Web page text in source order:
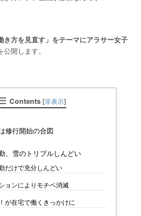
き方を見直す」をテーマにアラサー女子
公開します。
Contents [非表示]
修行開始の合図
、雪のトリプルしんどい
だけで充分しんどい
ョンによりモチベ消滅
が在宅で働くきっかけに